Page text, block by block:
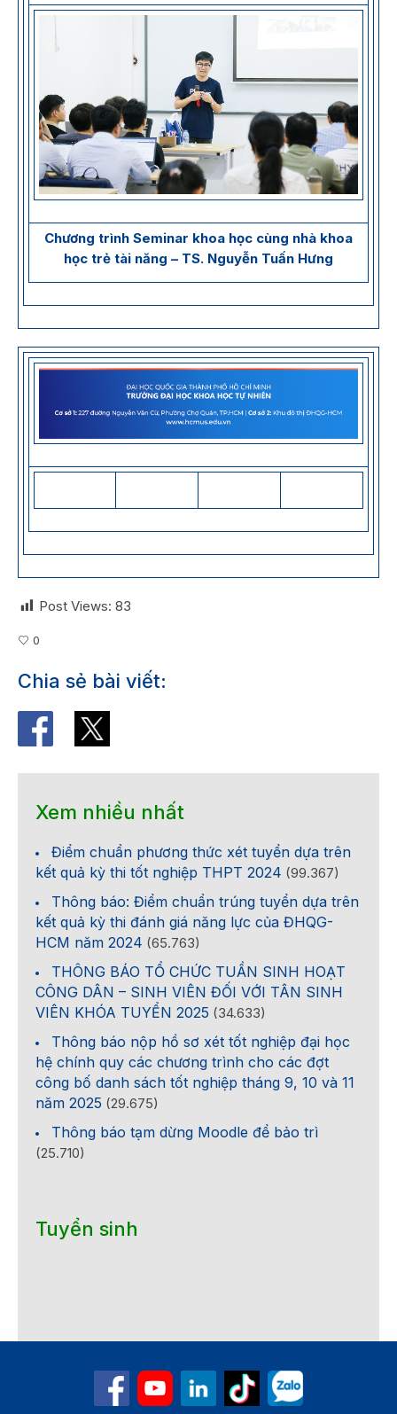
Chương trình Seminar khoa học cùng nhà khoa
học trẻ tài năng – TS. Nguyễn Tuấn Hưng
Post Views: 83
0
Chia sẻ bài viết:
Xem nhiều nhất
Điểm chuẩn phương thức xét tuyển dựa trên
kết quả kỳ thi tốt nghiệp THPT 2024 (99.367)
Thông báo: Điểm chuẩn trúng tuyển dựa trên
kết quả kỳ thi đánh giá năng lực của ĐHQG-
HCM năm 2024 (65.763)
THÔNG BÁO TỔ CHỨC TUẦN SINH HOẠT
CÔNG DÂN – SINH VIÊN ĐỐI VỚI TÂN SINH
VIÊN KHÓA TUYỂN 2025 (34.633)
Thông báo nộp hồ sơ xét tốt nghiệp đại học
hệ chính quy các chương trình cho các đợt
công bố danh sách tốt nghiệp tháng 9, 10 và 11
năm 2025 (29.675)
Thông báo tạm dừng Moodle để bảo trì
(25.710)
Tuyển sinh